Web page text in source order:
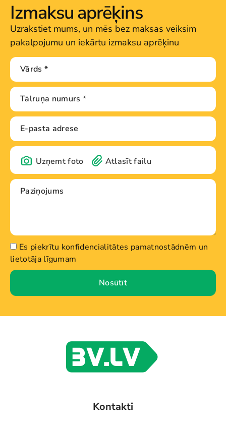
Izmaksu aprēķins
Uzrakstiet mums, un mēs bez maksas veiksim
pakalpojumu un iekārtu izmaksu aprēķinu
Uzņemt foto Atlasīt failu
Es piekrītu konfidencialitātes pamatnostādnēm un
lietotāja līgumam
Nosūtīt
Kontakti